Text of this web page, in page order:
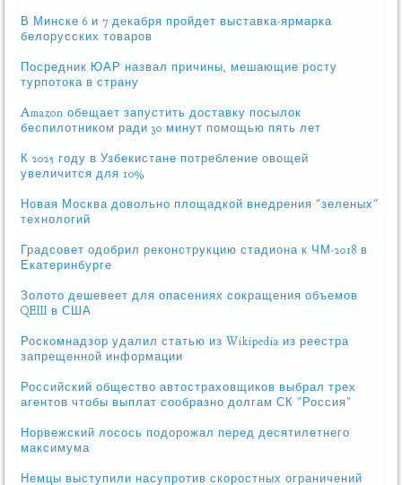
В Минске 6 и 7 декабря пройдет выставка-ярмарка
белорусских товаров
Посредник ЮАР назвал причины, мешающие росту
турпотока в страну
Amazon обещает запустить доставку посылок
беспилотником ради 30 минут помощью пять лет
К 2025 году в Узбекистане потребление овощей
увеличится для 10%
Новая Москва довольно площадкой внедрения "зеленых"
технологий
Градсовет одобрил реконструкцию стадиона к ЧМ-2018 в
Екатеринбурге
Золото дешевеет для опасениях сокращения объемов
QEIII в США
Роскомнадзор удалил статью из Wikipedia из реестра
запрещенной информации
Российский общество автостраховщиков выбрал трех
агентов чтобы выплат сообразно долгам СК "Россия"
Норвежский лосось подорожал перед десятилетнего
максимума
Немцы выступили насупротив скоростных ограничений